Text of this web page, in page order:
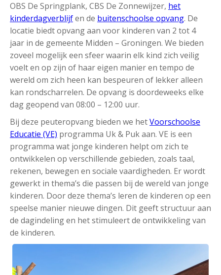
OBS De Springplank, CBS De Zonnewijzer, het
kinderdagverblijfen de buitenschoolse opvang. De
locatie biedt opvang aan voor kinderen van 2 tot 4
jaar in de gemeente Midden – Groningen. We bieden
zoveel mogelijk een sfeer waarin elk kind zich veilig
voelt en op zijn of haar eigen manier en tempo de
wereld om zich heen kan bespeuren of lekker alleen
kan rondscharrelen. De opvang is doordeweeks elke
dag geopend van 08:00 – 12:00 uur.
Bij deze peuteropvang bieden we hetVoorschoolse
Educatie (VE) programma Uk & Puk aan. VE is een
programma wat jonge kinderen helpt om zich te
ontwikkelen op verschillende gebieden, zoals taal,
rekenen, bewegen en sociale vaardigheden. Er wordt
gewerkt in thema’s die passen bij de wereld van jonge
kinderen. Door deze thema’s leren de kinderen op een
speelse manier nieuwe dingen. Dit geeft structuur aan
de dagindeling en het stimuleert de ontwikkeling van
de kinderen.